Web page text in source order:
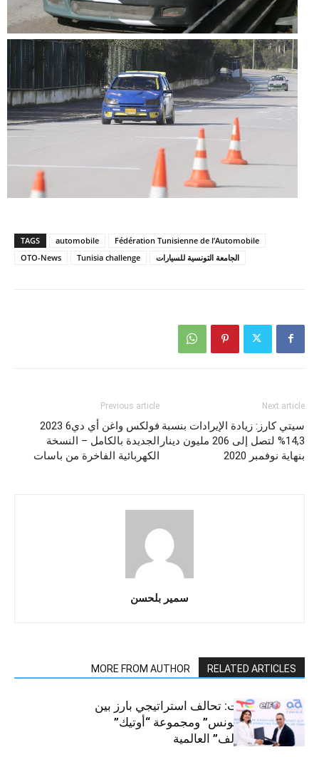
TAGS automobile
Fédération Tunisienne de l’Automobile
OTO-News
Tunisia challenge الجامعة التونسية للسيارات
Previous article
فولكس واغن أي دي6 2023
الجديدة بالكامل – النسخة
الكهربائية الفاخرة من باسات
Next article
سيتي كارز: زيادة الإيرادات بنسبة
14,3% لتصل إلى 206 مليون دينار
بنهاية نوفمبر 2020
سمير بلحسن
RELATED ARTICLES
MORE FROM AUTHOR
قطاع السيارات: تحالف استراتيجي بارز بين
“توتال إنرجيز تونس” ومجموعة “أوتيك”
لتوزيع زيوت “إلف” العالمية